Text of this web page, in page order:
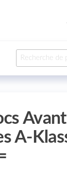
Recherche
Avant
A-